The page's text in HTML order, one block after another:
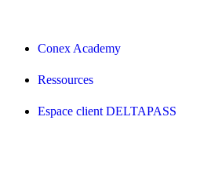
Conex Academy
Ressources
Espace client DELTAPASS